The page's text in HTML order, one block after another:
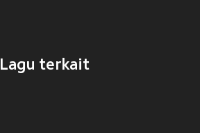
Lagu terkait